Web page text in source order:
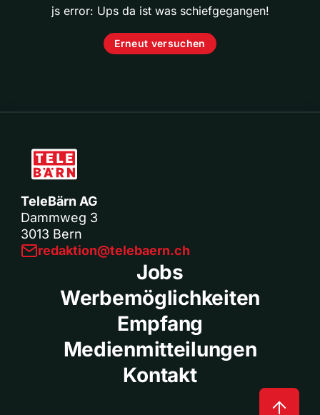
js error: Ups da ist was schiefgegangen!
Erneut versuchen
TeleBärn AG
Dammweg 3
3013 Bern
redaktion@telebaern.ch
Jobs
Werbemöglichkeiten
Empfang
Medienmitteilungen
Kontakt